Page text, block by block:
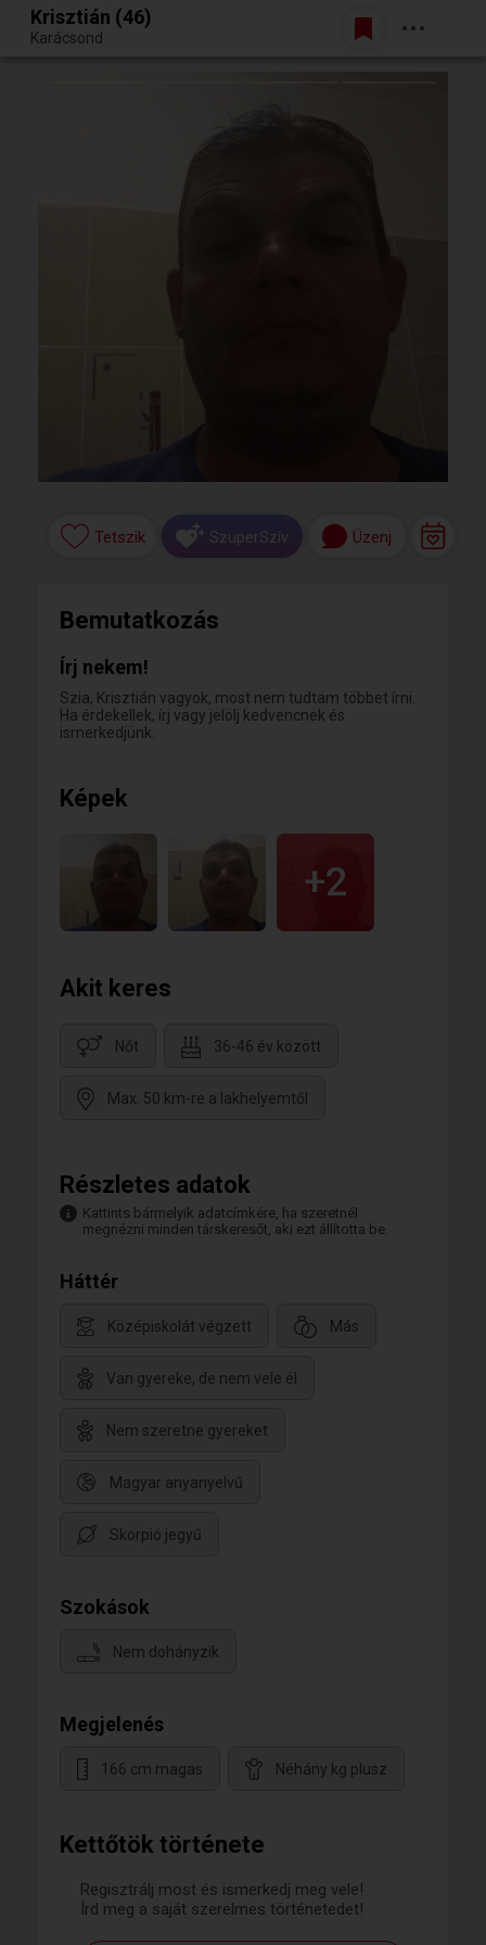
Egy jó randiból bármi lehet.
Belépés
Krisztián (46)
Karácsond
Kettőtök története
Regisztrálj most és ismerkedj meg vele!
Írd meg a saját szerelmes történetedet!
Tetszik SzuperSzív Üzenj
Bemutatkozás
Írj nekem!
Szia, Krisztián vagyok, most nem tudtam többet írni.
Ha érdekellek, írj vagy jelölj kedvencnek és
ismerkedjünk.
Képek
+2
Akit keres
Nőt 36-46 év között
Max. 50 km-re a lakhelyemtől
Részletes adatok
Kattints bármelyik adatcímkére, ha szeretnél
megnézni minden társkeresőt, aki ezt állította be.
Háttér
Középiskolát végzett Más
Van gyereke, de nem vele él
Nem szeretne gyereket
Magyar anyanyelvű
Skorpió jegyű
Szokások
Nem dohányzik
Megjelenés
166 cm magas Néhány kg plusz